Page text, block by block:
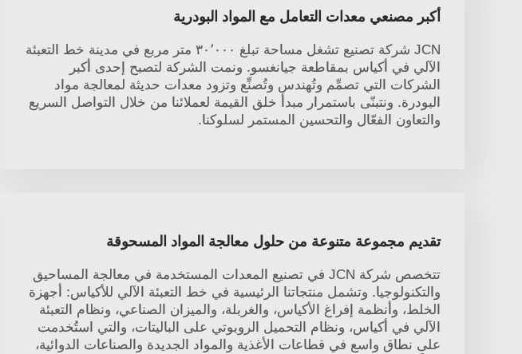
أكبر مصنعي معدات التعامل مع المواد البودرية
JCN شركة تصنيع تشغل مساحة تبلغ ٣٠٬٠٠٠ متر مربع في مدينة خط التعبئة
الآلي في أكياس بمقاطعة جيانغسو. ونمت الشركة لتصبح إحدى أكبر
الشركات التي تصمِّم وتُهندس وتُصنِّع وتزود معدات حديثة لمعالجة مواد
البودرة. ونتبنّى باستمرار مبدأ خلق القيمة لعملائنا من خلال التواصل السريع
والتعاون الفعّال والتحسين المستمر لسلوكنا.
تقديم مجموعة متنوعة من حلول معالجة المواد المسحوقة
تتخصص شركة JCN في تصنيع المعدات المستخدمة في معالجة المساحيق
والتكنولوجيا. وتشمل منتجاتنا الرئيسية في خط التعبئة الآلي للأكياس: أجهزة
الخلط، وأنظمة إفراغ الأكياس، والغربلة، والميزان الصناعي، ونظام التعبئة
الآلي في أكياس، ونظام التحميل الروبوتي على الباليتات، والتي استُخدمت
على نطاق واسع في قطاعات الأغذية والمواد الجديدة والصناعات الدوائية،